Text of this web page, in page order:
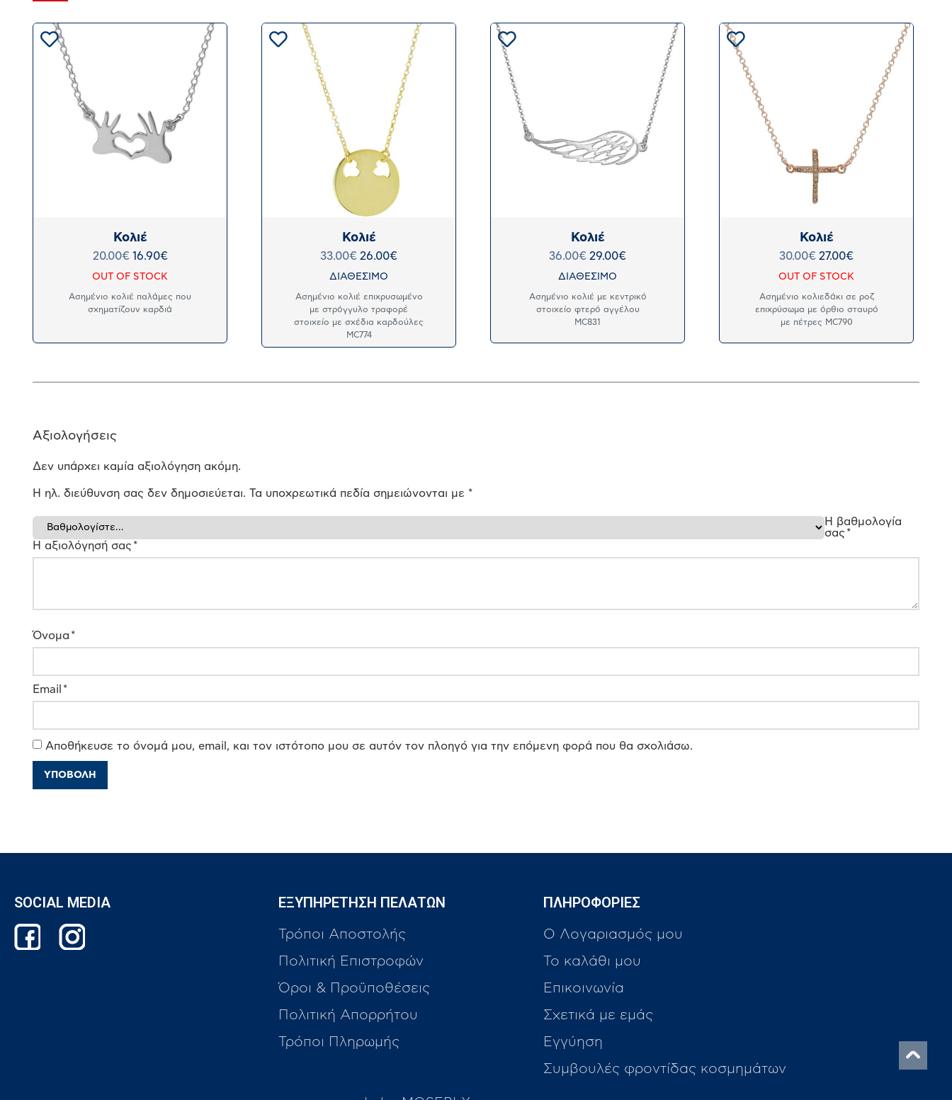
Κολιέ
20.00€ 16.90€
OUT OF STOCK
Ασημένιο κολιέ παλάμες που
σχηματίζουν καρδιά
Κολιέ
33.00€ 26.00€
ΔΙΑΘΕΣΙΜΟ
Ασημένιο κολιέ επιχρυσωμένο
με στρόγγυλο τραφορέ
στοιχείο με σχέδια καρδούλες
MC774
Κολιέ
36.00€ 29.00€
ΔΙΑΘΕΣΙΜΟ
Ασημένιο κολιέ με κεντρικό
στοιχείο φτερό αγγέλου
MC831
Κολιέ
30.00€ 27.00€
OUT OF STOCK
Ασημένιο κολιεδάκι σε ροζ
επιχρύσωμα με όρθιο σταυρό
με πέτρες MC790
Αξιολογήσεις
Δεν υπάρχει καμία αξιολόγηση ακόμη.
Η ηλ. διεύθυνση σας δεν δημοσιεύεται. Τα υποχρεωτικά πεδία σημειώνονται με *
Η βαθμολογία
σας *
Η αξιολόγησή σας *
Όνομα *
Email *
Αποθήκευσε το όνομά μου, email, και τον ιστότοπο μου σε αυτόν τον πλοηγό για την επόμενη φορά που θα σχολιάσω.
SOCIAL MEDIA ΕΞΥΠΗΡΕΤΗΣΗ ΠΕΛΑΤΩΝ
Τρόποι Αποστολής
Πολιτική Επιστροφών
Όροι & Προϋποθέσεις
Πολιτική Απορρήτου
Τρόποι Πληρωμής
ΠΛΗΡΟΦΟΡΙΕΣ
Ο Λογαριασμός μου
Το καλάθι μου
Επικοινωνία
Σχετικά με εμάς
Εγγύηση
Συμβουλές φροντίδας κοσμημάτων